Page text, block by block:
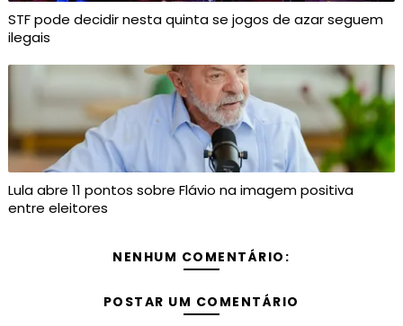
STF pode decidir nesta quinta se jogos de azar seguem
ilegais
Lula abre 11 pontos sobre Flávio na imagem positiva
entre eleitores
NENHUM COMENTÁRIO:
POSTAR UM COMENTÁRIO